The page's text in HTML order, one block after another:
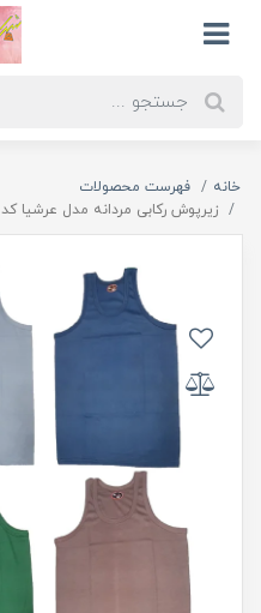
خانه
فهرست محصولات
زیرپوش رکابی مردانه مدل عرشیا کد 1816 بسته 6 عددی